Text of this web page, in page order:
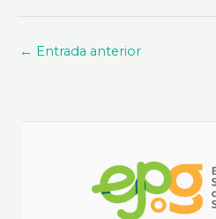
← Entrada anterior